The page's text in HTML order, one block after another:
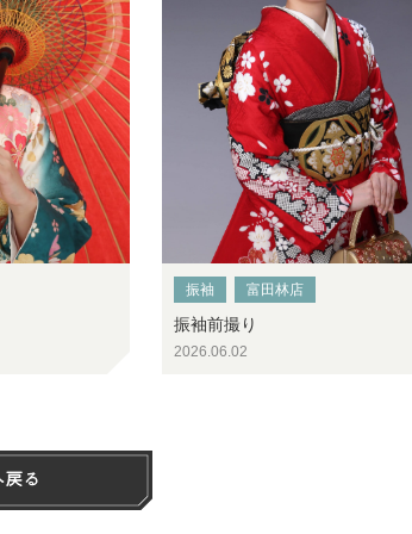
振袖 富田林店
振袖前撮り
2026.06.02